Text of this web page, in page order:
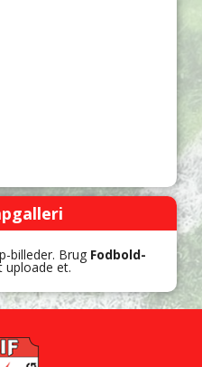
billeder. Brug Fodbold-
uploade et.